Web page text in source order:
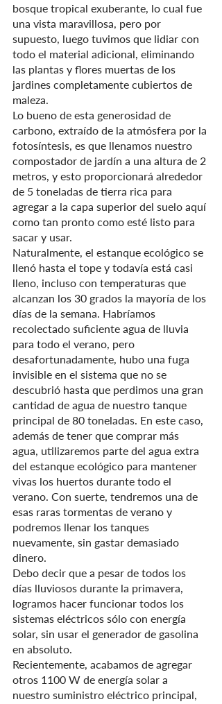
bosque tropical exuberante, lo cual fue
una vista maravillosa, pero por
supuesto, luego tuvimos que lidiar con
todo el material adicional, eliminando
las plantas y flores muertas de los
jardines completamente cubiertos de
maleza.
Lo bueno de esta generosidad de
carbono, extraído de la atmósfera por la
fotosíntesis, es que llenamos nuestro
compostador de jardín a una altura de 2
metros, y esto proporcionará alrededor
de 5 toneladas de tierra rica para
agregar a la capa superior del suelo aquí
como tan pronto como esté listo para
sacar y usar.
Naturalmente, el estanque ecológico se
llenó hasta el tope y todavía está casi
lleno, incluso con temperaturas que
alcanzan los 30 grados la mayoría de los
días de la semana. Habríamos
recolectado suficiente agua de lluvia
para todo el verano, pero
desafortunadamente, hubo una fuga
invisible en el sistema que no se
descubrió hasta que perdimos una gran
cantidad de agua de nuestro tanque
principal de 80 toneladas. En este caso,
además de tener que comprar más
agua, utilizaremos parte del agua extra
del estanque ecológico para mantener
vivas los huertos durante todo el
verano. Con suerte, tendremos una de
esas raras tormentas de verano y
podremos llenar los tanques
nuevamente, sin gastar demasiado
dinero.
Debo decir que a pesar de todos los
días lluviosos durante la primavera,
logramos hacer funcionar todos los
sistemas eléctricos sólo con energía
solar, sin usar el generador de gasolina
en absoluto.
Recientemente, acabamos de agregar
otros 1100 W de energía solar a
nuestro suministro eléctrico principal,